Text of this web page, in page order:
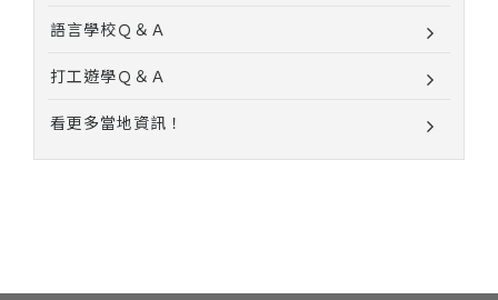
語言學校Ｑ＆Ａ
打工遊學Ｑ＆Ａ
看更多當地資訊！